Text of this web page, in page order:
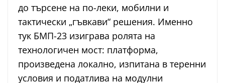
до търсене на по-леки, мобилни и
тактически „гъвкави“ решения. Именно
тук БМП-23 изиграва ролята на
технологичен мост: платформа,
произведена локално, изпитана в теренни
условия и податлива на модулни